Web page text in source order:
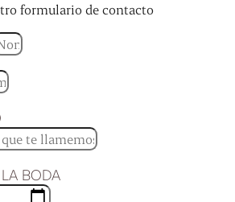
formulario de contacto
BODA